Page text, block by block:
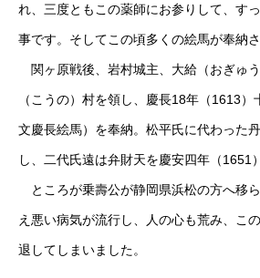
れ、三度ともこの薬師にお参りして、す
事です。そしてこの頃多くの絵馬が奉納さ
関ヶ原戦後、岩村城主、大給（おぎゅ
（こうの）村を領し、慶長18年（1613
文慶長絵馬）を奉納。松平氏に代わった
し、二代氏遠は弁財天を慶安四年（1651
ところが乗壽公が静岡県浜松の方へ移
え悪い病気が流行し、人の心も荒み、こ
退してしまいました。